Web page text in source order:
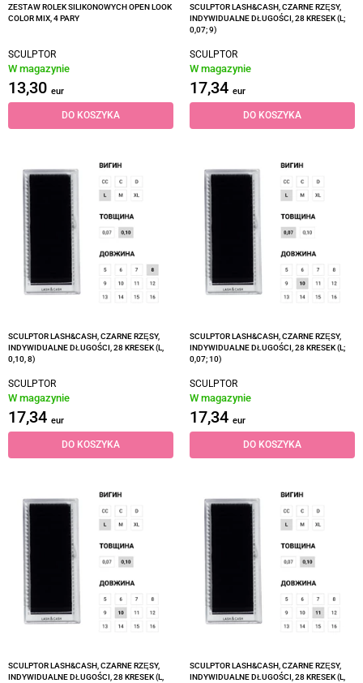
ZESTAW ROLEK SILIKONOWYCH OPEN LOOK
COLOR MIX, 4 PARY
SCULPTOR
W magazynie
13,30 eur
DO KOSZYKA
SCULPTOR LASH&CASH, CZARNE RZĘSY,
INDYWIDUALNE DŁUGOŚCI, 28 KRESEK (L;
0,07; 9)
SCULPTOR
W magazynie
17,34 eur
DO KOSZYKA
SCULPTOR LASH&CASH, CZARNE RZĘSY,
INDYWIDUALNE DŁUGOŚCI, 28 KRESEK (L,
0,10, 8)
SCULPTOR
W magazynie
17,34 eur
DO KOSZYKA
SCULPTOR LASH&CASH, CZARNE RZĘSY,
INDYWIDUALNE DŁUGOŚCI, 28 KRESEK (L;
0,07; 10)
SCULPTOR
W magazynie
17,34 eur
DO KOSZYKA
SCULPTOR LASH&CASH, CZARNE RZĘSY,
INDYWIDUALNE DŁUGOŚCI, 28 KRESEK (L,
SCULPTOR LASH&CASH, CZARNE RZĘSY,
INDYWIDUALNE DŁUGOŚCI, 28 KRESEK (L,